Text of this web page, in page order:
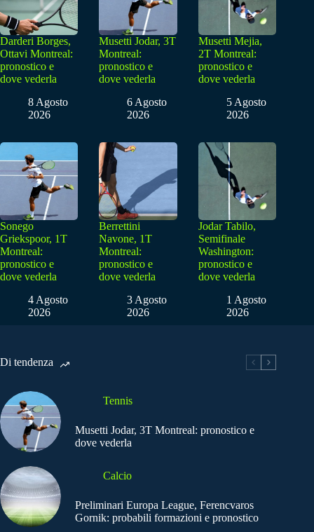
Darderi Borges,
Ottavi Montreal:
pronostico e
dove vederla
8 Agosto
2026
Musetti Jodar, 3T
Montreal:
pronostico e
dove vederla
6 Agosto
2026
Musetti Mejia,
2T Montreal:
pronostico e
dove vederla
5 Agosto
2026
Sonego
Griekspoor, 1T
Montreal:
pronostico e
dove vederla
4 Agosto
2026
Berrettini
Navone, 1T
Montreal:
pronostico e
dove vederla
3 Agosto
2026
Jodar Tabilo,
Semifinale
Washington:
pronostico e
dove vederla
1 Agosto
2026
Di tendenza
Tennis
Musetti Jodar, 3T Montreal: pronostico e
dove vederla
Calcio
Preliminari Europa League, Ferencvaros
Gornik: probabili formazioni e pronostico